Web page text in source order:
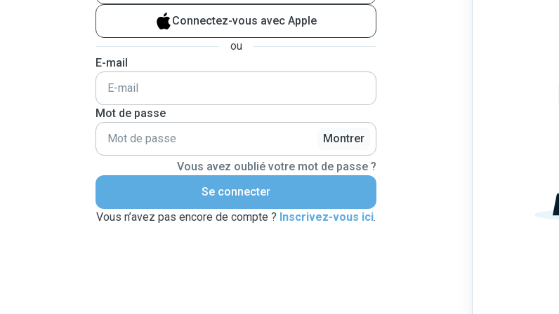
Connectez-vous avec Apple
ou
E-mail
Mot de passe
Montrer
Vous avez oublié votre mot de passe ?
Se connecter
Vous n’avez pas encore de compte ? Inscrivez-vous ici.